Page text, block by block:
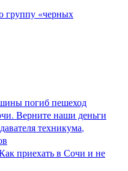
группу «черных
погиб пешеход
Верните наши деньги
техникума,
приехать в Сочи и не